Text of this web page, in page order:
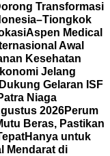
Transformasi
Aspen Medical
Awal
Kesehatan
Jelang
Gelaran ISF
Niaga
2026Perum
Beras, Pastikan
Hanya untuk
Mendarat di